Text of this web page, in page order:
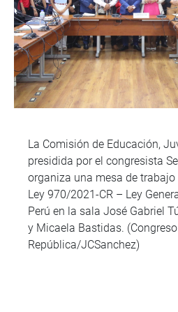
La Comisión de Educación,
presidida por el congresista
organiza una mesa de
Ley 970/2021-CR – Ley
Perú en la sala José Gabriel
y Micaela Bastidas.
República/JCSanchez)